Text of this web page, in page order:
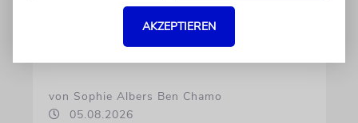
Wie die 80er-Jahre-Ikone gegen alle
Widerstände für Israel eintritt, verdient
unseren Dank
von Sophie Albers Ben Chamo
05.08.2026
AKZEPTIEREN